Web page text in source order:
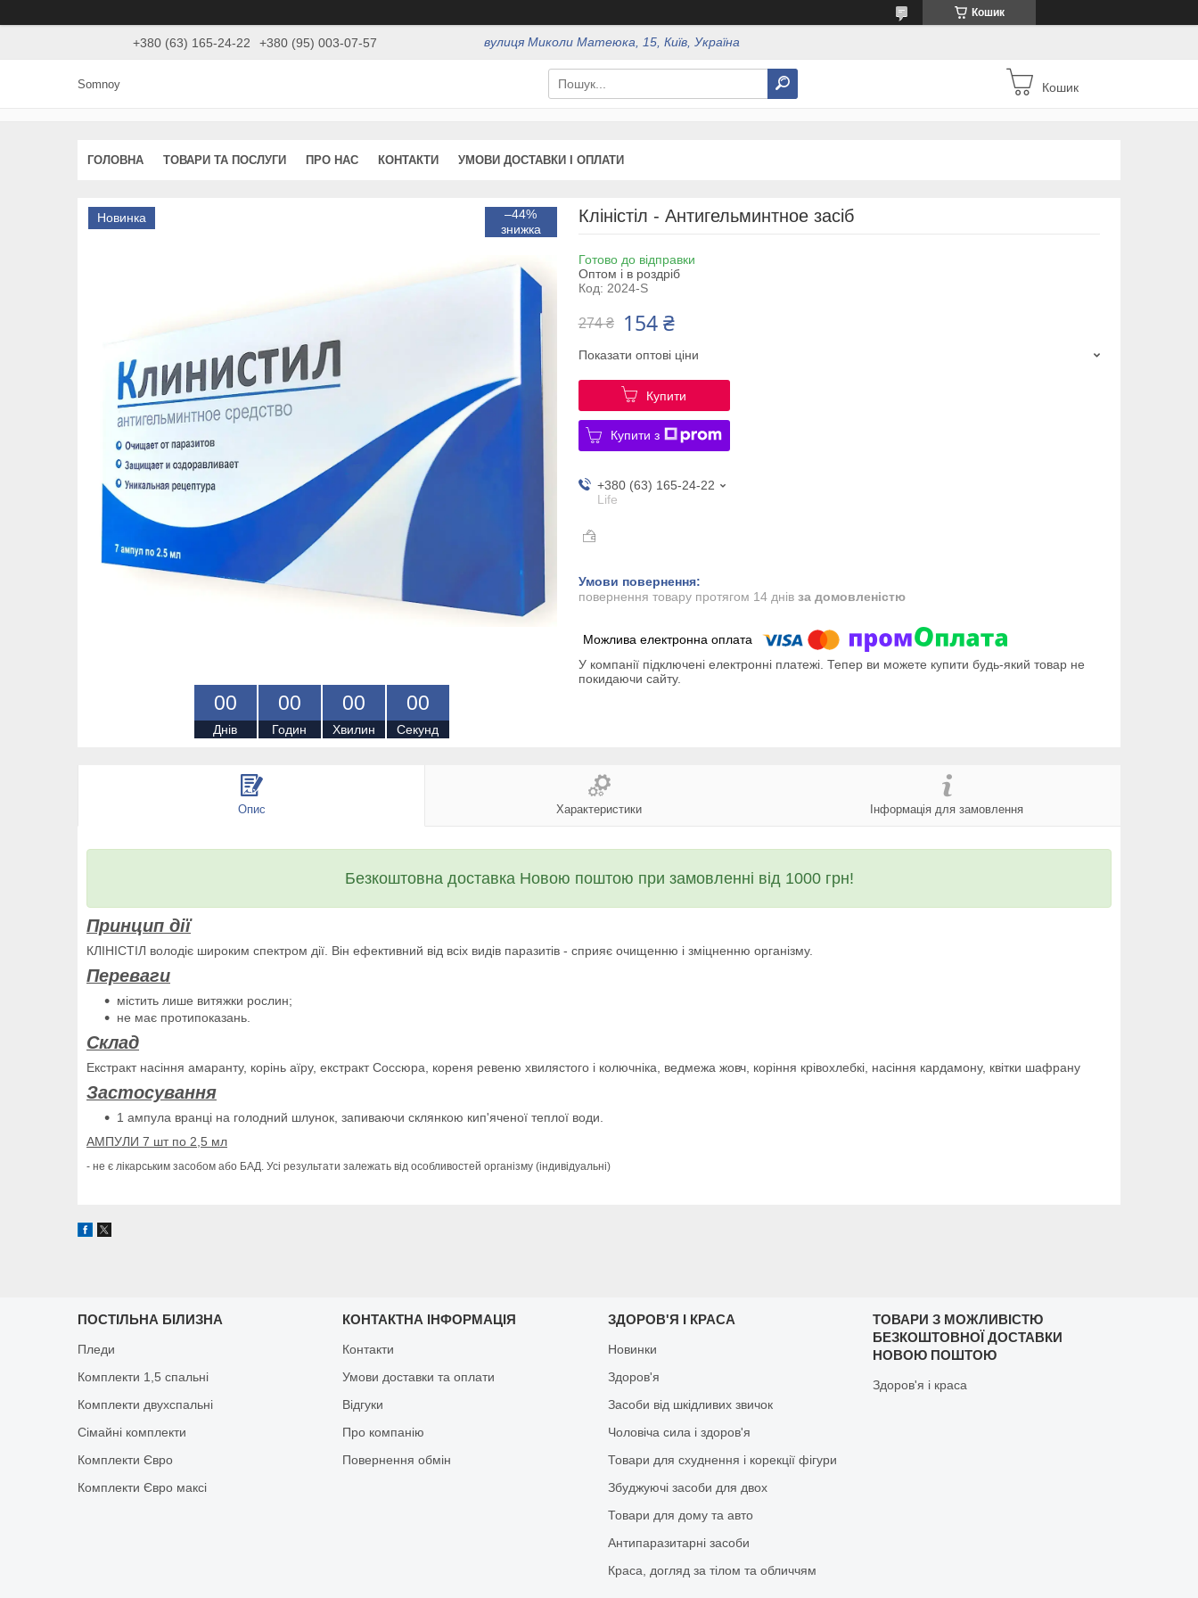
Кошик
+380 (63) 165-24-22 +380 (95) 003-07-57 вулиця Миколи Матеюка, 15, Київ, Україна
Somnoy Кошик
ГОЛОВНА ТОВАРИ ТА ПОСЛУГИ ПРО НАС КОНТАКТИ УМОВИ ДОСТАВКИ І ОПЛАТИ
Новинка –44%
00
Днів
00
Годин
00
Хвилин
00
Секунд
Кліністіл - Антигельминтное засіб
Готово до відправки
Оптом і в роздріб
Код: 2024-S
274 ₴ 154 ₴
Показати оптові ціни
Купити
Купити з
+380 (63) 165-24-22
Life
повернення товару протягом 14 днів за домовленістю
У компанії підключені електронні платежі. Тепер ви можете купити будь-який товар не
покидаючи сайту.
Опис Характеристики Інформація для замовлення
Безкоштовна доставка Новою поштою при замовленні від 1000 грн!
Принцип дії
КЛІНІСТІЛ володіє широким спектром дії. Він ефективний від всіх видів паразитів - сприяє очищенню і зміцненню організму.
Переваги
містить лише витяжки рослин;
не має протипоказань.
Склад
Екстракт насіння амаранту, корінь аїру, екстракт Соссюра, кореня ревеню хвилястого і колючніка, ведмежа жовч, коріння крівохлебкі, насіння кардамону, квітки шафрану
Застосування
1 ампула вранці на голодний шлунок, запиваючи склянкою кип'яченої теплої води.
АМПУЛИ 7 шт по 2,5 мл
- не є лікарським засобом або БАД. Усі результати залежать від особливостей організму (індивідуальні)
ПОСТІЛЬНА БІЛИЗНА
Пледи
Комплекти 1,5 спальні
Комплекти двухспальні
Сімайні комплекти
Комплекти Євро
Комплекти Євро максі
КОНТАКТНА ІНФОРМАЦІЯ
Контакти
Умови доставки та оплати
Відгуки
Про компанію
Повернення обмін
ЗДОРОВ'Я І КРАСА
Новинки
Здоров'я
Засоби від шкідливих звичок
Чоловіча сила і здоров'я
Товари для схуднення і корекції фігури
Збуджуючі засоби для двох
Товари для дому та авто
Антипаразитарні засоби
Краса, догляд за тілом та обличчям
ТОВАРИ З МОЖЛИВІСТЮ
БЕЗКОШТОВНОЇ ДОСТАВКИ
НОВОЮ ПОШТОЮ
Здоров'я і краса